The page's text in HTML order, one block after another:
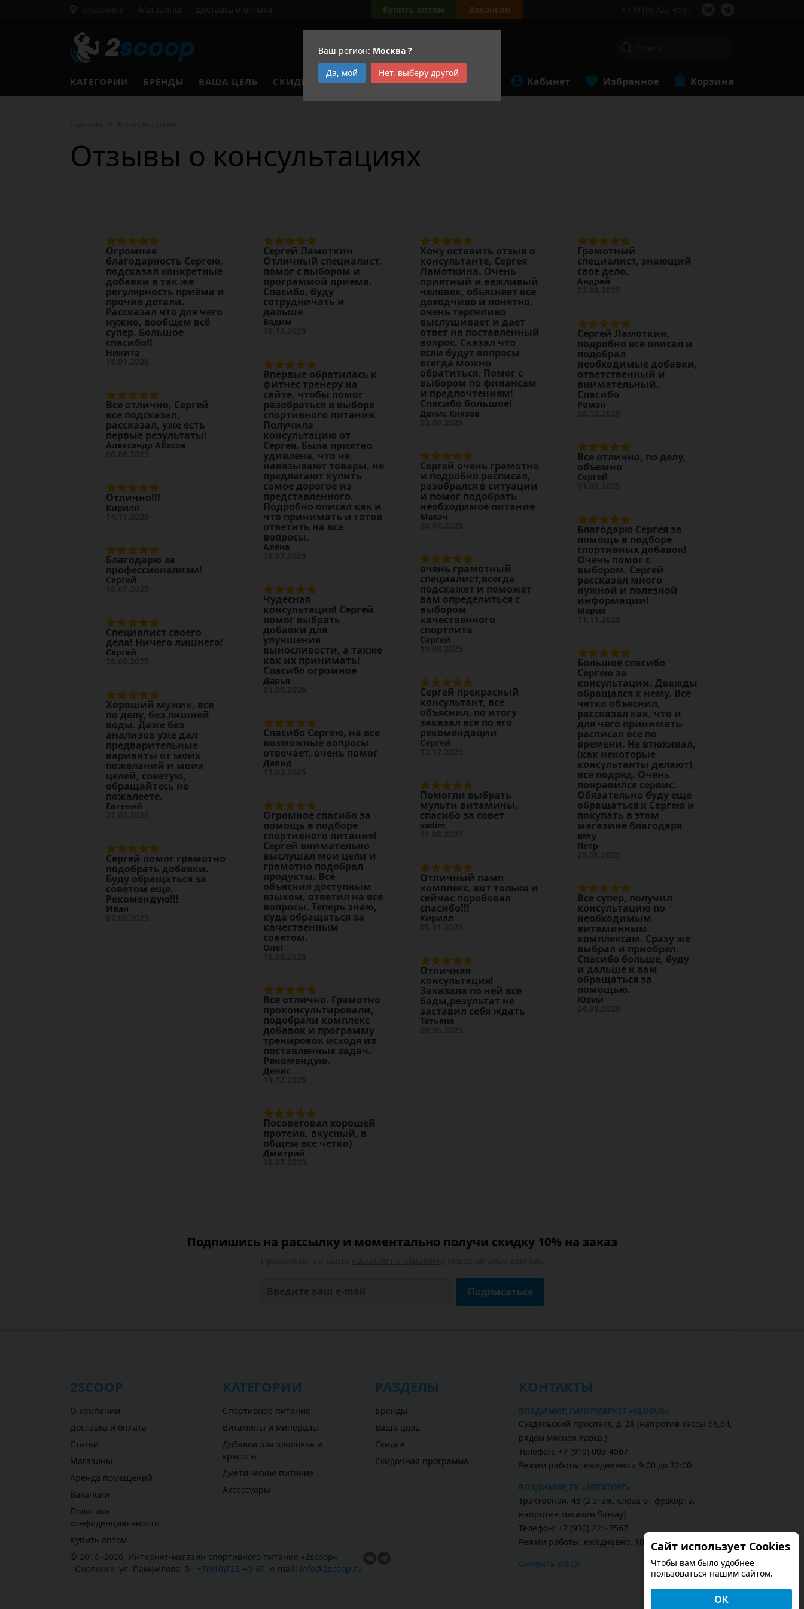
Ваш регион: Москва ?
Да, мой
Нет, выберу другой
Магазины Доставка и оплата Купить оптом Вакансии
КАТЕГОРИИ БРЕНДЫ ВАША ЦЕЛЬ СКИДКИ АКЦИИ Кабинет Избранное Корзина
Отзывы о консультациях
Огромная
благодарность Сергею,
подсказал конкретные
добавки а так же
регулярность приёма и
прочие детали.
Рассказал что для чего
нужно, вообщем всё
супер. Большое
спасибо!!
Никита
Все отлично, Сергей
все подсказал,
рассказал, уже есть
первые результаты!
Александр Абасов
06.08.2025
Отлично!!!
Кирилл
14.11.2025
Благодарю за
профессионализм!
Сергей
16.07.2025
Специалист своего
дела! Ничего лишнего!
Сергей
28.08.2025
Хороший мужик, все
по делу, без лишней
воды. Даже без
анализов уже дал
предварительные
варианты от моих
пожеланий и моих
целей, советую,
обращайтесь не
пожалеете.
Евгений
Сергей помог грамотно
подобрать добавки.
Буду обращаться за
советом еще.
Рекомендую!!!
Иван
Сергей Ламоткин.
Отличный специалист,
помог с выбором и
программой приема.
Спасибо, буду
сотрудничать и
дальше
Вадим
Впервые обратилась к
фитнес тренеру на
сайте, чтобы помог
разобраться в выборе
спортивного питания.
Получила
консультацию от
Сергея. Была приятно
удивлена, что не
навязывают товары, не
предлагают купить
самое дорогое из
представленного.
Подробно описал как и
что принимать и готов
ответить на все
вопросы.
Алёна
Чудесная
консультация! Сергей
помог выбрать
добавки для
улучшения
выносливости, а также
как их принимать!
Спасибо огромное
Дарья
01.09.2025
Спасибо Сергею, на все
возможные вопросы
отвечает, очень помог
Давид
11.03.2025
Огромное спасибо за
помощь в подборе
спортивного питания!
Сергей внимательно
выслушал мои цели и
грамотно подобрал
продукты. Всё
объяснил доступным
языком, ответил на все
вопросы. Теперь знаю,
куда обращаться за
качественным
советом.
Олег
Все отлично. Грамотно
проконсультировали,
подобрали комплекс
добавок и программу
тренировок исходя из
поставленных задач.
Рекомендую.
Денис
11.12.2025
Посоветовал хорошей
протеин, вкусный, в
общем все четко)
Дмитрий
29.07.2025
Хочу оставить отзыв о
консультанте, Сергея
Ламоткина. Очень
приятный и вежливый
человек, обьясняет все
доходчиво и понятно,
очень терпеливо
выслушивает и дает
ответ на поставленный
вопрос. Сказал что
если будут вопросы
всегда можно
обратиться. Помог с
выбором по финансам
и предпочтениям!
Спасибо большое!
Денис Князев
02.09.2025
Сергей очень грамотно
и подробно расписал,
разобрался в ситуации
и помог подобрать
необходимое питание
Махач
очень грамотный
специалист,всегда
подскажет и поможет
вам определиться с
выбором
качественного
спортпита
Сергей
19.08.2025
Сергей прекрасный
консультант, все
объяснил, по итогу
заказал все по его
рекомендации
Сергей
12.12.2025
Помогли выбрать
мульти витамины,
спасибо за совет
vadim
Отличный памп
комплекс, вот только и
сейчас поробовал
спасибо!!!
Кирилл
05.11.2025
Отличная
консультация!
Заказала по ней все
бады,результат не
заставил себя ждать
Татьяна
Грамотный
специалист, знающий
свое дело.
Андрей
22.08.2025
Сергей Ламоткин,
подробно все описал и
подобрал
необходимые добавки,
ответственный и
внимательный.
Спасибо
Роман
Все отлично, по делу,
объемно
Сергей
01.08.2025
Благодарю Сергея за
помощь в подборе
спортивных добавок!
Очень помог с
выбором. Сергей
рассказал много
нужной и полезной
информации!
Мария
11.11.2025
Большое спасибо
Сергею за
консультации. Дважды
обращался к нему. Все
четко объяснил,
рассказал как, что и
для чего принимать-
расписал все по
времени. Не втюхивал,
(как некоторые
консультанты делают)
все подряд. Очень
понравился сервис.
Обязательно буду еще
обращаться к Сергею и
покупать в этом
магазине благодаря
ему
Петр
28.06.2025
Все супер, получил
консультацию по
необходимым
витаминным
комплексам. Сразу же
выбрал и приобрел.
Спасибо больше, буду
и дальше к вам
обращаться за
помощью.
Юрий
24.08.2025
Подпишись на рассылку и моментально получи скидку 10% на заказ
Подписаться
2SCOOP
О компании
Доставка и оплата
Статьи
Магазины
Аренда помещений
Вакансии
Политика
конфиденциальности
Купить оптом
КАТЕГОРИИ
Спортивное питание
Витамины и минералы
Добавки для здоровья и
красоты
Диетическое питание
Аксессуары
РАЗДЕЛЫ
Бренды
Ваша цель
Скидки
Скидочная программа
© 2016 -2026, Интернет-магазин спортивного питания «2scoop»
, Смоленск, ул. Памфилова, 5 , +7(910)722-45-67, e-mail: info@2scoop.ru
КОНТАКТЫ
ВЛАДИМИР, ГИПЕРМАРКЕТ «GLOBUS»
Суздальский проспект, д. 28 (напротив кассы 63,64,
рядом мясная лавка.)
Телефон: +7 (919) 003-4567
Режим работы: ежедневно с 9:00 до 22:00
ВЛАДИМИР, ТК «МЕГАТОРГ»
Тракторная, 45 (2 этаж, слева от фудкорта,
напротив магазин Sinsay)
Телефон: +7 (930) 221-7567
Режим работы: ежедневно, 10:00–22:00
Смотреть всё (2)
Сайт использует Cookies
Чтобы вам было удобнее
пользоваться нашим сайтом.
ОК